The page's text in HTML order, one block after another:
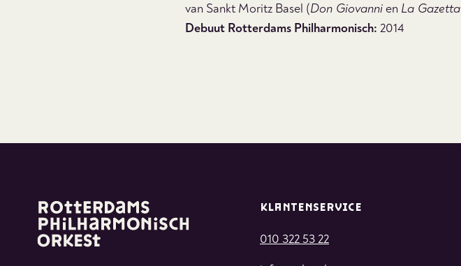
van Sankt Moritz Basel (Don Giovannien La Gazetta
Debuut Rotterdams Philharmonisch: 2014
KLANTENSERVICE
010 322 53 22